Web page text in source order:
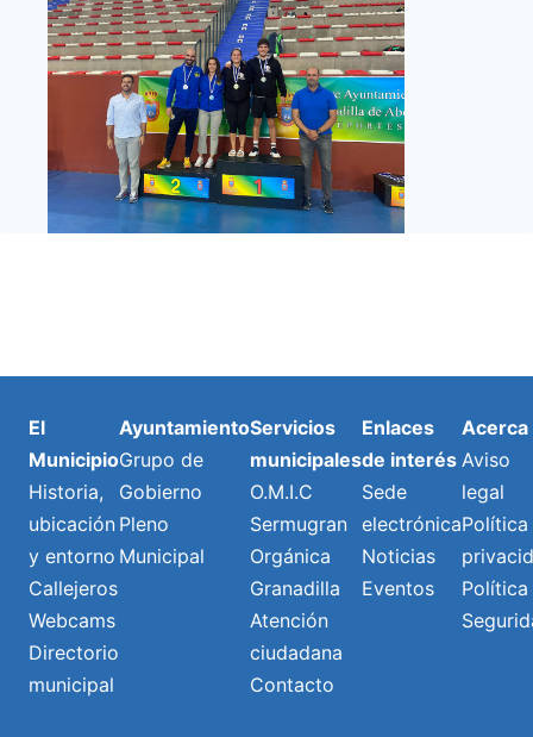
El
Municipio
Historia,
ubicación
y entorno
Callejeros
Webcams
Directorio
municipal
Ayuntamiento
Grupo de
Gobierno
Pleno
Municipal
Servicios
municipales
O.M.I.C
Sermugran
Orgánica
Granadilla
Atención
ciudadana
Contacto
Enlaces
de interés
Sede
electrónica
Noticias
Eventos
Acerca
Aviso
legal
Política
Política